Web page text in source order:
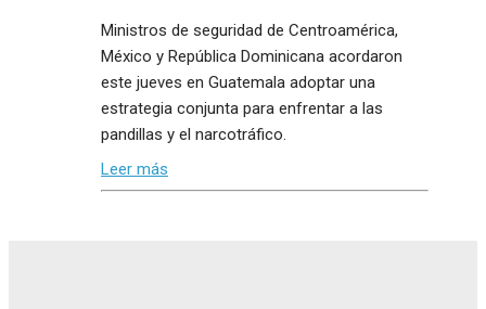
Ministros de seguridad de Centroamérica,
México y República Dominicana acordaron
este jueves en Guatemala adoptar una
estrategia conjunta para enfrentar a las
pandillas y el narcotráfico.
Leer más